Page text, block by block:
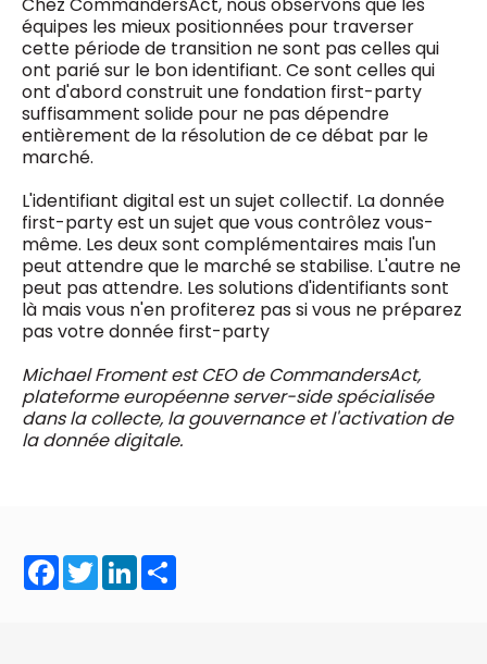
Chez CommandersAct, nous observons que les
équipes les mieux positionnées pour traverser
cette période de transition ne sont pas celles qui
ont parié sur le bon identifiant. Ce sont celles qui
ont d'abord construit une fondation first-party
suffisamment solide pour ne pas dépendre
entièrement de la résolution de ce débat par le
marché.
L'identifiant digital est un sujet collectif. La donnée
first-party est un sujet que vous contrôlez vous-
même. Les deux sont complémentaires mais l'un
peut attendre que le marché se stabilise. L'autre ne
peut pas attendre. Les solutions d'identifiants sont
là mais vous n'en profiterez pas si vous ne préparez
pas votre donnée first-party
Michael Froment est CEO de CommandersAct,
plateforme européenne server-side spécialisée
dans la collecte, la gouvernance et l'activation de
la donnée digitale.
Facebook
TwitterLinkedIn